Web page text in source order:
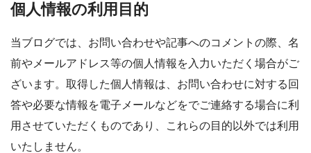
個人情報の利用目的
当ブログでは、お問い合わせや記事へのコメントの際、名
前やメールアドレス等の個人情報を入力いただく場合がご
ざいます。取得した個人情報は、お問い合わせに対する回
答や必要な情報を電子メールなどをでご連絡する場合に利
用させていただくものであり、これらの目的以外では利用
いたしません。